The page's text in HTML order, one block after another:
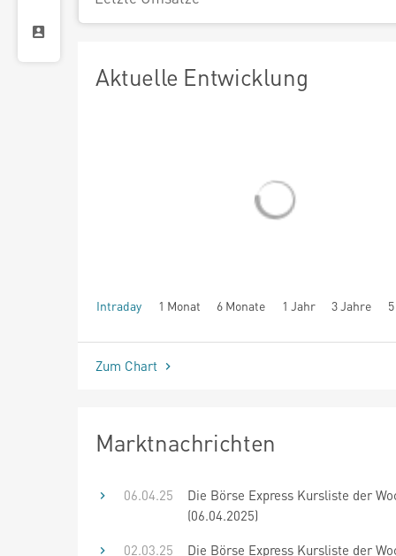
Aktuelle Entwicklung
Intraday 1 Monat 6 Monate 1 Jahr 3 Jahre
seit Beginn
Zum Chart
Marktnachrichten
06.04.25
Die Börse Express Kursliste der
(06.04.2025)
02.03.25
Die Börse Express Kursliste der